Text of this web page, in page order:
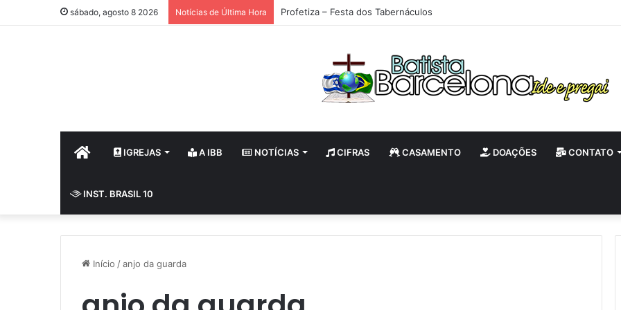
sábado, agosto 8 2026 Notícias de Última Hora Profetiza – Festa dos Tabernáculos
HOME IGREJAS A IBB NOTÍCIAS CIFRAS CASAMENTO DOAÇÕES CONTATO
INST. BRASIL 10
Início /anjo da guarda